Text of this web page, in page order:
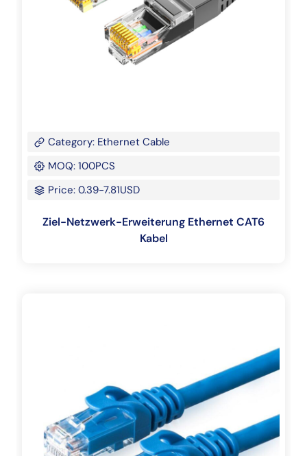
Category: Ethernet Cable
MOQ: 100PCS
Price: 0.39-7.81USD
Ziel-Netzwerk-Erweiterung Ethernet CAT6
Kabel